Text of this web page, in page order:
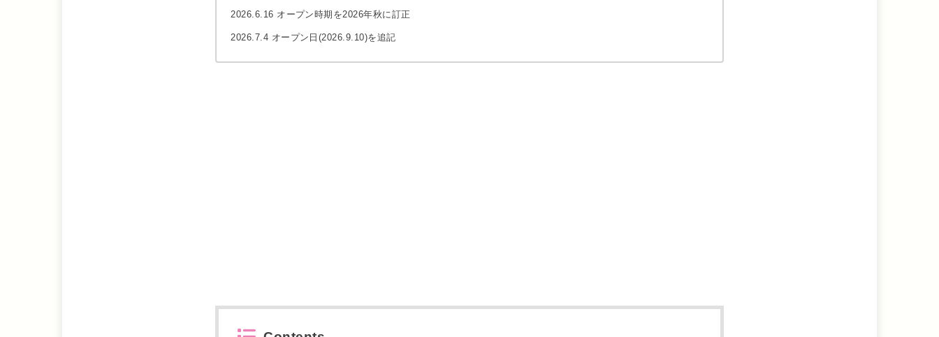
2026.6.16 オープン時期を2026年秋に訂正
2026.7.4 オープン日(2026.9.10)を追記